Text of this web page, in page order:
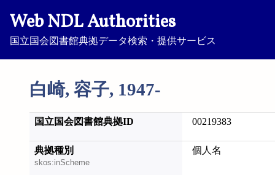
Web NDL Authorities
国立国会図書館典拠データ検索・提供サービス
白崎, 容子, 1947-
国立国会図書館典拠ID 00219383
典拠種別
skos:inScheme
個人名